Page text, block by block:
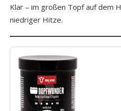
Klar – im großen Topf auf dem
niedriger Hitze.